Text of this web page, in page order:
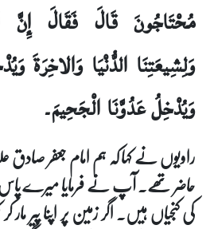
مُحْتَاجُونَ قَالَ فَقَالَ إِنَّ
وَلِشِيعَتِنَا الدُّنْيَا وَالاخِرَةَ
وَيُدْخِلُ عَدُوَّنَا الْجَحِيمَ۔
راویوں نے کہا کہ ہم امام جعفر
حاضر تھے۔ آپ نے فرمایا میرے
کی کنجیاں ہیں۔ اگر زمین پر اپنا پیر